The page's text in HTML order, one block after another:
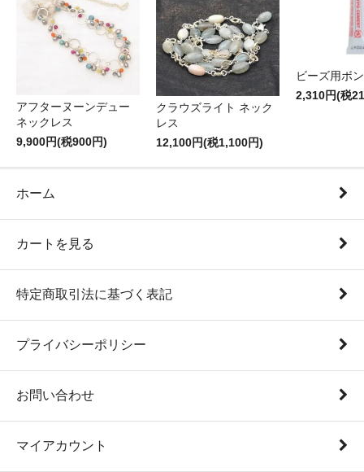
アフターヌーンデュー
ネックレス
9,900円(税900円)
クラウズライト ネック
レス
12,100円(税1,100円)
ビーズ用ボ
2,310円(税
ホーム
カートを見る
特定商取引法に基づく表記
プライバシーポリシー
お問い合わせ
マイアカウント